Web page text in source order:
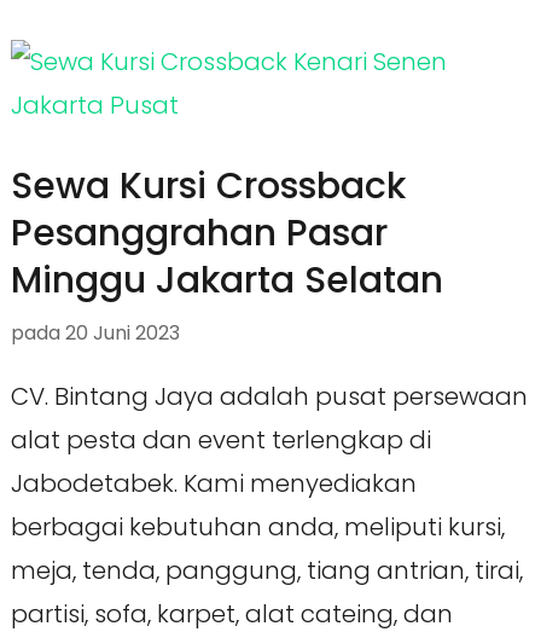
Sewa Kursi Crossback
Pesanggrahan Pasar
Minggu Jakarta Selatan
pada 20 Juni 2023
CV. Bintang Jaya adalah pusat persewaan
alat pesta dan event terlengkap di
Jabodetabek. Kami menyediakan
berbagai kebutuhan anda, meliputi kursi,
meja, tenda, panggung, tiang antrian, tirai,
partisi, sofa, karpet, alat cateing, dan